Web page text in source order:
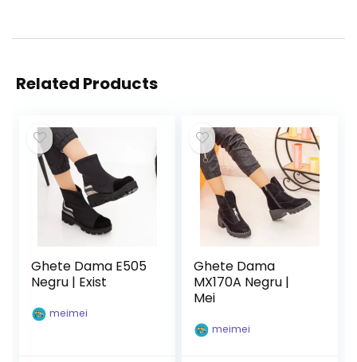
Related Products
Ghete Dama E505
Negru | Exist
meimei
Ghete Dama
MX170A Negru |
Mei
meimei